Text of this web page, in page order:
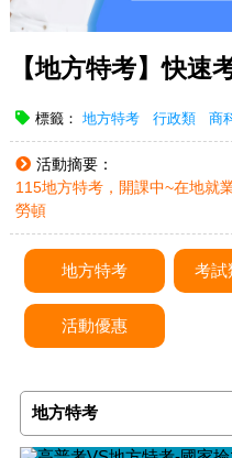
【地方特考】快速
標籤： 地方特考 行政類 商
活動摘要：
115地方特考，開課中~在地就
勞頓
地方特考 考試
活動優惠
地方特考